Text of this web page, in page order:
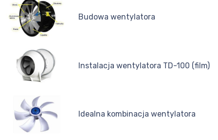
Budowa wentylatora
Instalacja wentylatora TD-100 (film)
Idealna kombinacja wentylatora